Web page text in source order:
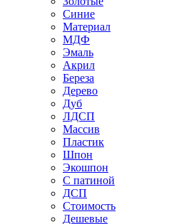
Синие
Материал
МДФ
Эмаль
Акрил
Береза
Дерево
Дуб
ЛДСП
Массив
Пластик
Шпон
Экошпон
С патиной
ДСП
Стоимость
Дешевые